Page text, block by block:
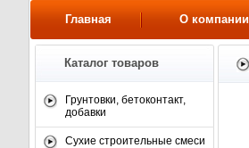
Главная О компании
Каталог товаров
Грунтовки, бетоконтакт,
добавки
Сухие строительные смеси